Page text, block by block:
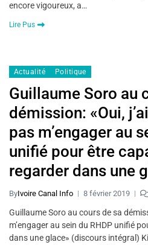
encore vigoureux, a…
Lire Pus
Actualité Politique
Guillaume Soro au
démission: «Oui,
pas m’engager au
unifié pour être
regarder dans une
intégral)
ByIvoire Canal Info 8 février 2019
Guillaume Soro au cours de sa
m’engager au sein du RHDP unifié
dans une glace» (discours intégral)